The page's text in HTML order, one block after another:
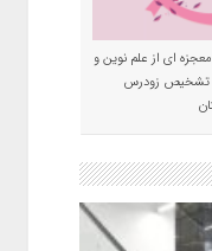
ای از علم نوین و
تشخیص زودرس